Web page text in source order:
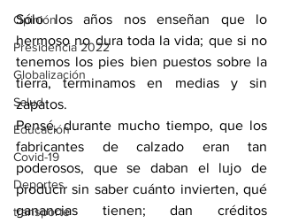
Opinión
Presidencia 2022
Globalización
Salud
Educación
Covid-19
Deportes
transporte
Sólo los años nos enseñan que lo
hermoso no dura toda la vida; que si no
tenemos los pies bien puestos sobre la
tierra, terminamos en medias y sin
zapatos.
Pensé, durante mucho tiempo, que los
fabricantes de calzado eran tan
poderosos, que se daban el lujo de
producir sin saber cuánto invierten, qué
ganancias tienen; dan créditos